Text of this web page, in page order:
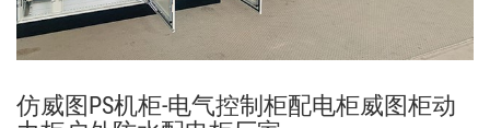
仿威图PS机柜-电气控制柜配电柜威图柜动